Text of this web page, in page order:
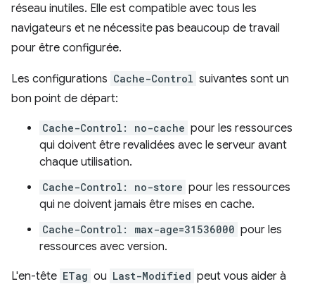
réseau inutiles. Elle est compatible avec tous les
navigateurs et ne nécessite pas beaucoup de travail
pour être configurée.
Les configurations Cache-Control suivantes sont un
bon point de départ:
Cache-Control: no-cache pour les ressources
qui doivent être revalidées avec le serveur avant
chaque utilisation.
Cache-Control: no-store pour les ressources
qui ne doivent jamais être mises en cache.
Cache-Control: max-age=31536000 pour les
ressources avec version.
L'en-tête ETag ou Last-Modified peut vous aider à